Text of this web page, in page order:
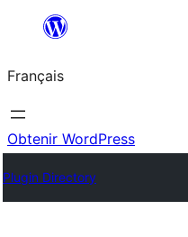
contenu
Français
Obtenir WordPress
Plugin Directory